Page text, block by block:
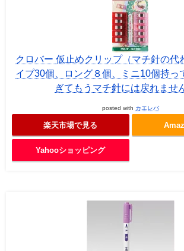
クロバー 仮止めクリップ（マチ針の代
イプ30個、ロング８個、ミニ10個持っ
ぎてもうマチ針には戻れませ
posted with カエレバ
楽天市場で見る
Yahooショッピング